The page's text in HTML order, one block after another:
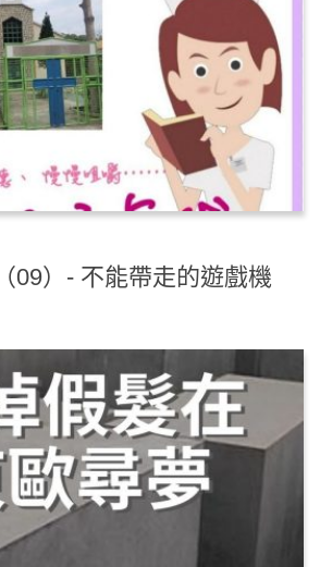
09）- 不能帶走的遊戲機